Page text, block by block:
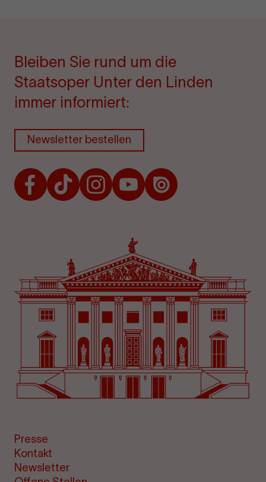
Bleiben Sie rund um die
Staatsoper Unter den Linden
immer informiert:
Newsletter bestellen
FacebookTikTokInstagramYoutubeIssuu
Presse
Kontakt
Newsletter